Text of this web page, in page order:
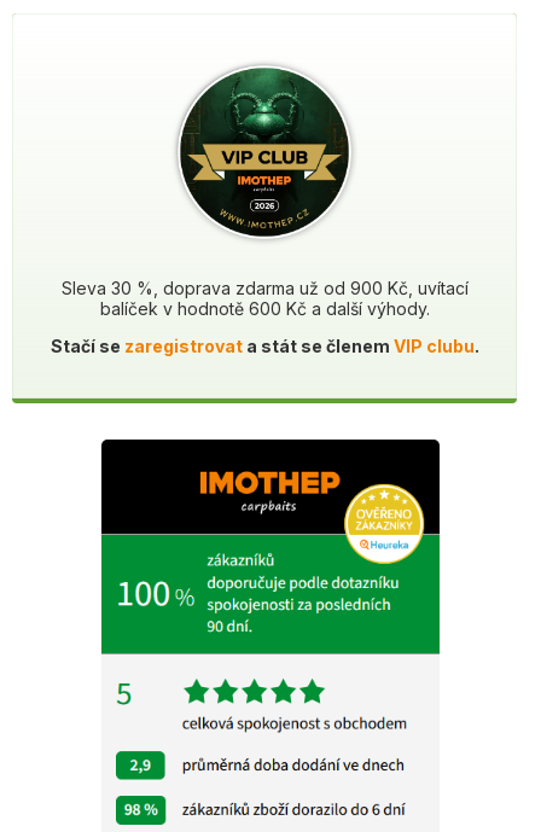
Sleva 30 %, doprava zdarma už od 900 Kč, uvítací
balíček v hodnotě 600 Kč a další výhody.
Stačí se zaregistrovata stát se členem VIP clubu.